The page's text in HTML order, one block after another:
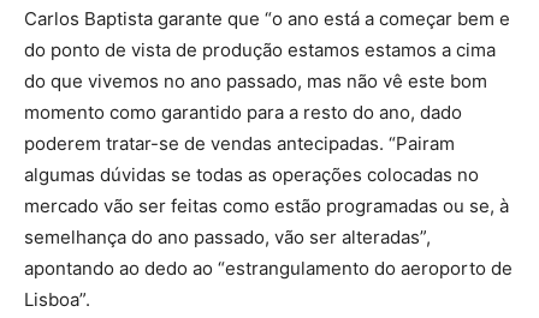
Carlos Baptista garante que “o ano está a começar bem e
do ponto de vista de produção estamos estamos a cima
do que vivemos no ano passado, mas não vê este bom
momento como garantido para a resto do ano, dado
poderem tratar-se de vendas antecipadas. “Pairam
algumas dúvidas se todas as operações colocadas no
mercado vão ser feitas como estão programadas ou se, à
semelhança do ano passado, vão ser alteradas”,
apontando ao dedo ao “estrangulamento do aeroporto de
Lisboa”.